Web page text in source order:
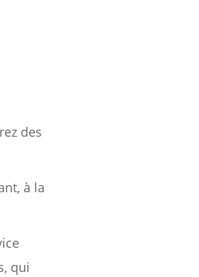
des
à la
qui